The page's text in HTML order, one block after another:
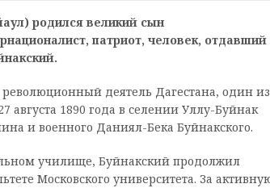
родился великий сын
патриот, человек, отдавший
деятель Дагестана, один из
августа 1890 года в селении Уллу-Буйнак
и военного Даниял-Бека Буйнакского.
училище, Буйнакский продолжил
Московского университета. За